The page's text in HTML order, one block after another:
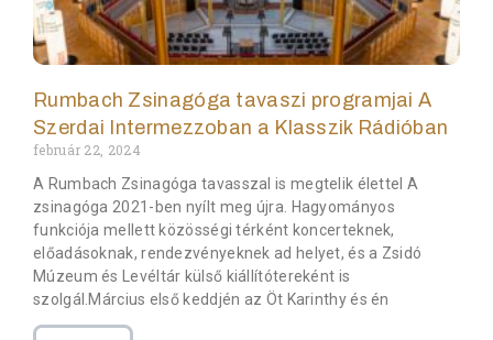
Rumbach Zsinagóga tavaszi programjai A
Szerdai Intermezzoban a Klasszik Rádióban
február 22, 2024
A Rumbach Zsinagóga tavasszal is megtelik élettel A
zsinagóga 2021-ben nyílt meg újra. Hagyományos
funkciója mellett közösségi térként koncerteknek,
előadásoknak, rendezvényeknek ad helyet, és a Zsidó
Múzeum és Levéltár külső kiállítótereként is
szolgál.Március első keddjén az Öt Karinthy és én